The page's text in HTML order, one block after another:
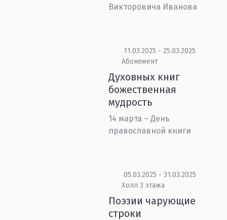
Викторовича Иванова
11.03.2025 - 25.03.2025
Абонемент
Духовных книг
божественная
мудрость
14 марта – День
православной книги
05.03.2025 - 31.03.2025
Холл 3 этажа
Поэзии чарующие
строки